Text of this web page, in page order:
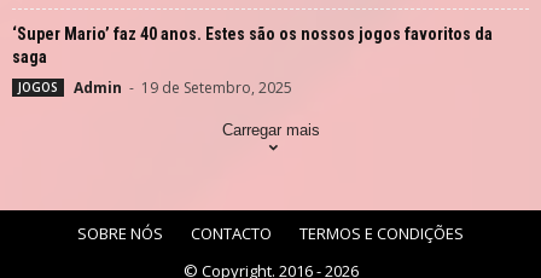
‘Super Mario’ faz 40 anos. Estes são os nossos jogos favoritos da
saga
JOGOS Admin - 19 de Setembro, 2025
Carregar mais
SOBRE NÓS CONTACTO
TERMOS E CONDIÇÕES
© Copyright. 2016 - 2026